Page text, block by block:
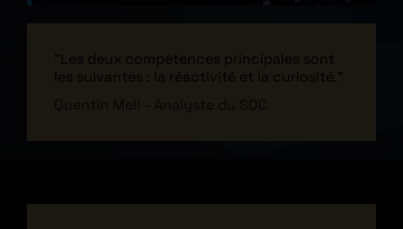
"Les deux compétences principales sont
les suivantes : la réactivité et la curiosité."